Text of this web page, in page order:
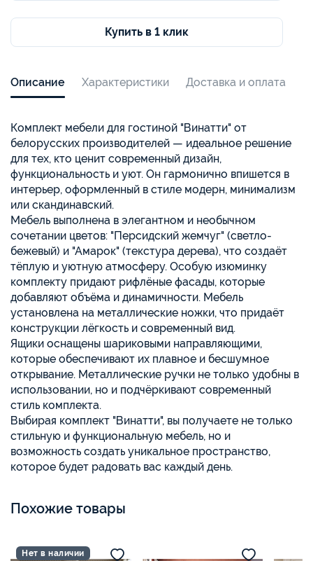
Купить в 1 клик
Описание Характеристики Доставка и оплата
Комплект мебели для гостиной "Винатти" от
белорусских производителей — идеальное решение
для тех, кто ценит современный дизайн,
функциональность и уют. Он гармонично впишется в
интерьер, оформленный в стиле модерн, минимализм
или скандинавский.
Мебель выполнена в элегантном и необычном
сочетании цветов: "Персидский жемчуг" (светло-
бежевый) и "Амарок" (текстура дерева), что создаёт
тёплую и уютную атмосферу. Особую изюминку
комплекту придают рифлёные фасады, которые
добавляют объёма и динамичности. Мебель
установлена на металлические ножки, что придаёт
конструкции лёгкость и современный вид.
Ящики оснащены шариковыми направляющими,
которые обеспечивают их плавное и бесшумное
открывание. Металлические ручки не только удобны в
использовании, но и подчёркивают современный
стиль комплекта.
Выбирая комплект "Винатти", вы получаете не только
стильную и функциональную мебель, но и
возможность создать уникальное пространство,
которое будет радовать вас каждый день.
Похожие товары
Нет в наличии